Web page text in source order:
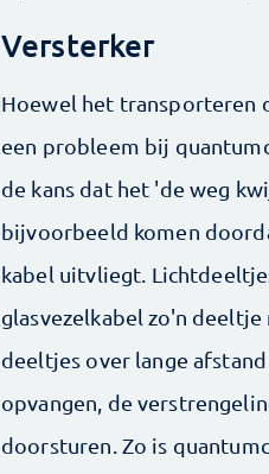
Versterker
Hoewel het transporteren
een probleem bij
de kans dat het 'de weg
bijvoorbeeld komen
kabel uitvliegt.
glasvezelkabel zo'n
deeltjes over lange
opvangen, de
doorsturen. Zo is